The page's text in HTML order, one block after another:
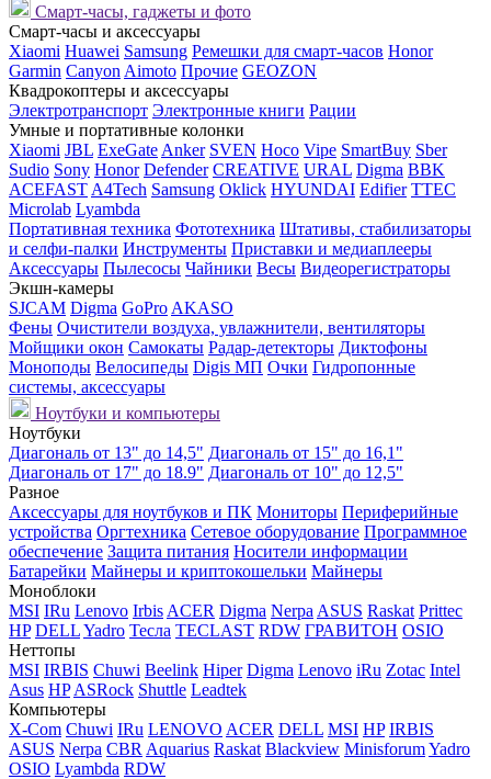
Смарт-часы, гаджеты и фото
Смарт-часы и аксессуары
Xiaomi Huawei Samsung Ремешки для смарт-часов Honor
Garmin Canyon Aimoto Прочие GEOZON
Квадрокоптеры и аксессуары
Электротранспорт Электронные книги Рации
Умные и портативные колонки
Xiaomi JBL ExeGate Anker SVEN Hoco Vipe SmartBuy Sber
Sudio Sony Honor Defender CREATIVE URAL Digma BBK
ACEFAST A4Tech Samsung Oklick HYUNDAI Edifier TTEC
Microlab Lyambda
Портативная техника Фототехника Штативы, стабилизаторы
и селфи-палки Инструменты Приставки и медиаплееры
Аксессуары Пылесосы Чайники Весы Видеорегистраторы
Экшн-камеры
SJCAM Digma GoPro AKASO
Фены Очистители воздуха, увлажнители, вентиляторы
Мойщики окон Самокаты Радар-детекторы Диктофоны
Моноподы Велосипеды Digis МП Очки Гидропонные
системы, аксессуары
Ноутбуки и компьютеры
Ноутбуки
Диагональ от 13" до 14,5" Диагональ от 15" до 16,1"
Диагональ от 17" до 18.9" Диагональ от 10" до 12,5"
Разное
Аксессуары для ноутбуков и ПК Мониторы Периферийные
устройства Оргтехника Сетевое оборудование Программное
обеспечение Защита питания Носители информации
Батарейки Майнеры и криптокошельки Майнеры
Моноблоки
MSI IRu Lenovo Irbis ACER Digma Nerpa ASUS Raskat Prittec
HP DELLYadro Тесла TECLAST RDW ГРАВИТОН OSIO
Неттопы
MSI IRBIS Chuwi Beelink Hiper Digma Lenovo iRu Zotac Intel
Asus HP ASRock Shuttle Leadtek
Компьютеры
X-Com Chuwi IRu LENOVO ACER DELL MSI HP IRBIS
ASUS Nerpa CBR Aquarius Raskat Blackview MinisforumYadro
OSIO Lyambda RDW